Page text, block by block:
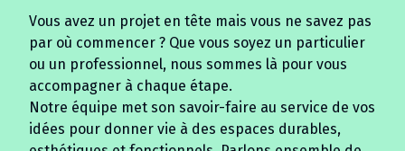
Vous avez un projet en tête mais vous ne savez pas
par où commencer ? Que vous soyez un particulier
ou un professionnel, nous sommes là pour vous
accompagner à chaque étape.
Notre équipe met son savoir-faire au service de vos
idées pour donner vie à des espaces durables,